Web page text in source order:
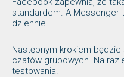
standardem. A Messenger
dziennie.
Następnym krokiem
czatów grupowych. Na
testowania.